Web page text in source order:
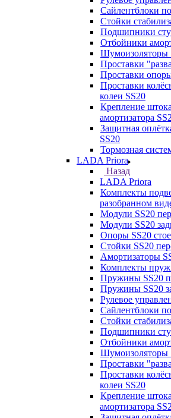
Сайлентблоки
Стойки
Подшипники
Отбойники
Шумоизоляторы
Проставки
Проставки
Проставки
колеи SS20
Крепление
амортизатора
Защитная
SS20
Тормозная
LADA Priora
Назад
LADA Priora
Комплекты
разобранном
Модули SS20
Модули SS20
Опоры SS20
Стойки SS20
Амортизаторы
Комплекты
Пружины SS20
Пружины SS20
Рулевое
Сайлентблоки
Стойки
Подшипники
Отбойники
Шумоизоляторы
Проставки
Проставки
колеи SS20
Крепление
амортизатора